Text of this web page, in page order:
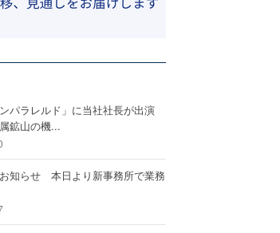
パラレルド」に当社社長が出演
鉱山の機...
知らせ 本日より新事務所で業務